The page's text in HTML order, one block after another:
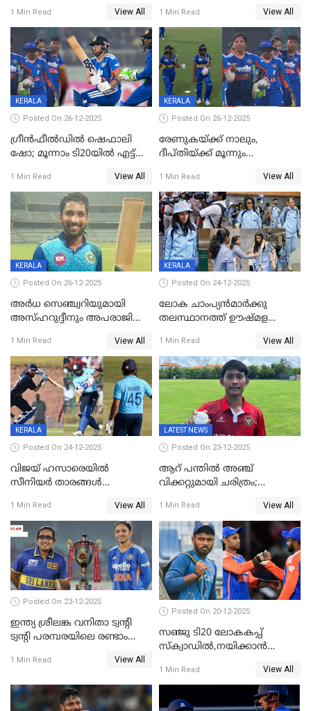
1 Min Read View All
ടി20 പരമ്പര തൂത്തുവാരി
ഇന്ത്യ
1 Min Read View All
KERALA
Posted On 26-12-2025
ഗ്രീന്‍ഫീല്‍ഡില്‍ ഷെഫാലി
ഷോ; മൂന്നാം ടി20യിൽ എട്ട്
വനിതകള്‍ക്കെതിരായ ടി20
പരമ്പര ഇന്ത്യക്ക്
1 Min Read View All
KERALA
Posted On 26-12-2025
രേണുകയ്ക്ക് നാലും,
ദീപ്തിയ്ക്ക് മൂന്നും
ടി20യിലും ശ്രീലങ്കയ്ക്ക്
ബാറ്റിംഗ് തകര്‍ച്ച; ഇന്ത്യയ്ക്ക്
വിജയലക്ഷ്യം 113 റൺസ്
1 Min Read View All
KERALA
Posted On 26-12-2025
അർധ സെഞ്ച്വറിയുമായി
അസ്ഹറുദ്ദീനും അപരാജിതും
റൺസ് വിജയലക്ഷ്യമുയർത്തി
കേരളം
1 Min Read View All
KERALA
Posted On 24-12-2025
ലോക ചാംപ്യൻമാർക്കു
തലസ്ഥാനത്ത് ഊഷ്മള
മത്സരം ജയിച്ചാൽ ഇന്ത്യയ്ക്കു
പരമ്പര
1 Min Read View All
KERALA
Posted On 24-12-2025
വിജയ് ഹസാരെയിൽ
സീനിയർ താരങ്ങൾ
സച്ചിന്‍റെ റെക്കോഡ് മറികടന്ന്
കോഹ്‌ലി, രോഹിത്
വാർണർക്കൊപ്പം
1 Min Read View All
LATEST NEWS
Posted On 23-12-2025
ആറ് പന്തിൽ അഞ്ച്
വിക്കറ്റുമായി ചരിത്രം;
റെക്കോഡുമായി
ഇന്തോനേഷ്യൻ താരം
1 Min Read View All
Posted On 23-12-2025
ഇന്ത്യ ശ്രീലങ്ക വനിതാ ട്വന്റി
ട്വന്റി പരമ്പരയിലെ രണ്ടാം
1 Min Read View All
Posted On 20-12-2025
സഞ്ജു ടി20 ലോകകപ്പ്
സ്‌ക്വാഡിൽ,നയിക്കാൻ
പ്രഖ്യാപിച്ച് ബി.സി.സി.ഐ
1 Min Read View All